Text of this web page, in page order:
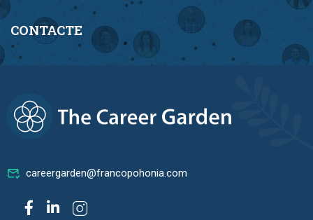
CONTACTE
careergarden@francopohonia.com